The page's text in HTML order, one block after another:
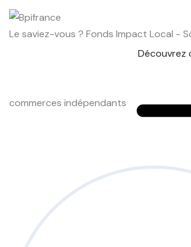
Le saviez-vous ? Fonds Impact Local -
commerces indépendants
Découvrez